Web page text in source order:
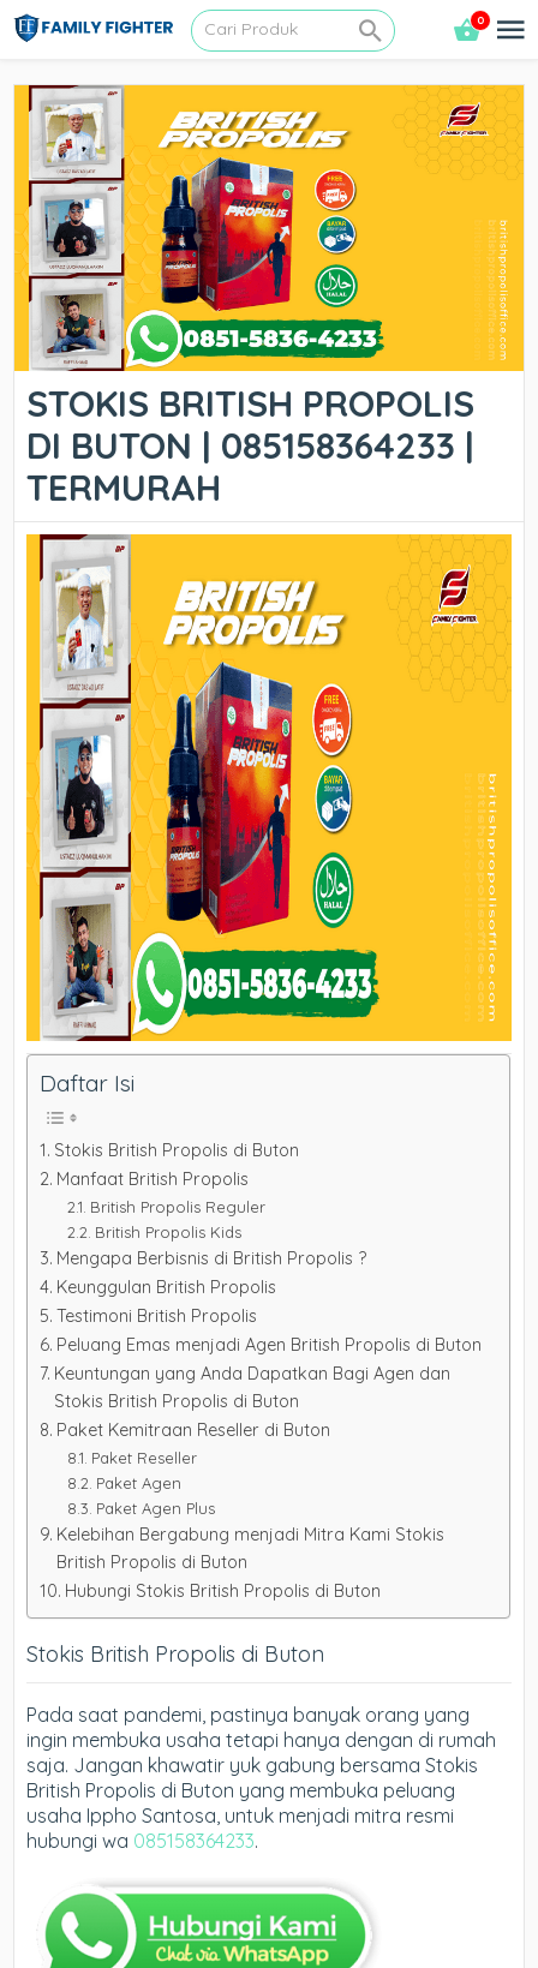
0
STOKIS BRITISH PROPOLIS
DI BUTON | 085158364233 |
TERMURAH
Daftar Isi
Stokis British Propolis di Buton
Manfaat British Propolis
British Propolis Reguler
British Propolis Kids
Mengapa Berbisnis di British Propolis ?
Keunggulan British Propolis
Testimoni British Propolis
Peluang Emas menjadi Agen British Propolis di Buton
Keuntungan yang Anda Dapatkan Bagi Agen dan
Stokis British Propolis di Buton
Paket Kemitraan Reseller di Buton
Paket Reseller
Paket Agen
Paket Agen Plus
Kelebihan Bergabung menjadi Mitra Kami Stokis
British Propolis di Buton
Hubungi Stokis British Propolis di Buton
Stokis British Propolis di Buton
Pada saat pandemi, pastinya banyak orang yang
ingin membuka usaha tetapi hanya dengan di rumah
saja. Jangan khawatir yuk gabung bersama Stokis
British Propolis di Buton yang membuka peluang
usaha Ippho Santosa, untuk menjadi mitra resmi
hubungi wa 085158364233.